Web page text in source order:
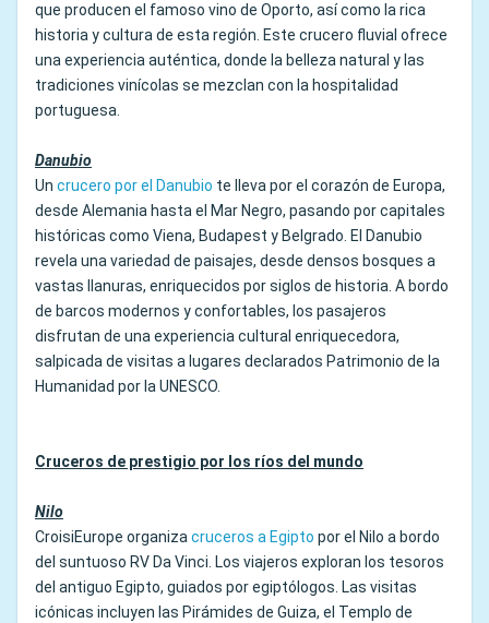
que producen el famoso vino de Oporto, así como la rica
historia y cultura de esta región. Este crucero fluvial ofrece
una experiencia auténtica, donde la belleza natural y las
tradiciones vinícolas se mezclan con la hospitalidad
portuguesa.
Danubio
Un crucero por el Danubio te lleva por el corazón de Europa,
desde Alemania hasta el Mar Negro, pasando por capitales
históricas como Viena, Budapest y Belgrado. El Danubio
revela una variedad de paisajes, desde densos bosques a
vastas llanuras, enriquecidos por siglos de historia. A bordo
de barcos modernos y confortables, los pasajeros
disfrutan de una experiencia cultural enriquecedora,
salpicada de visitas a lugares declarados Patrimonio de la
Humanidad por la UNESCO.
Cruceros de prestigio por los ríos del mundo
Nilo
CroisiEurope organizacruceros a Egipto por el Nilo a bordo
del suntuoso RV Da Vinci. Los viajeros exploran los tesoros
del antiguo Egipto, guiados por egiptólogos. Las visitas
icónicas incluyen las Pirámides de Guiza, el Templo de